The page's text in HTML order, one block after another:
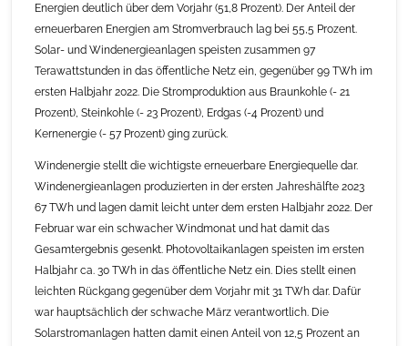
Energien deutlich über dem Vorjahr (51,8 Prozent). Der Anteil der
erneuerbaren Energien am Stromverbrauch lag bei 55,5 Prozent.
Solar- und Windenergieanlagen speisten zusammen 97
Terawattstunden in das öffentliche Netz ein, gegenüber 99 TWh im
ersten Halbjahr 2022. Die Stromproduktion aus Braunkohle (- 21
Prozent), Steinkohle (- 23 Prozent), Erdgas (-4 Prozent) und
Kernenergie (- 57 Prozent) ging zurück.
Windenergie stellt die wichtigste erneuerbare Energiequelle dar.
Windenergieanlagen produzierten in der ersten Jahreshälfte 2023
67 TWh und lagen damit leicht unter dem ersten Halbjahr 2022. Der
Februar war ein schwacher Windmonat und hat damit das
Gesamtergebnis gesenkt. Photovoltaikanlagen speisten im ersten
Halbjahr ca. 30 TWh in das öffentliche Netz ein. Dies stellt einen
leichten Rückgang gegenüber dem Vorjahr mit 31 TWh dar. Dafür
war hauptsächlich der schwache März verantwortlich. Die
Solarstromanlagen hatten damit einen Anteil von 12,5 Prozent an